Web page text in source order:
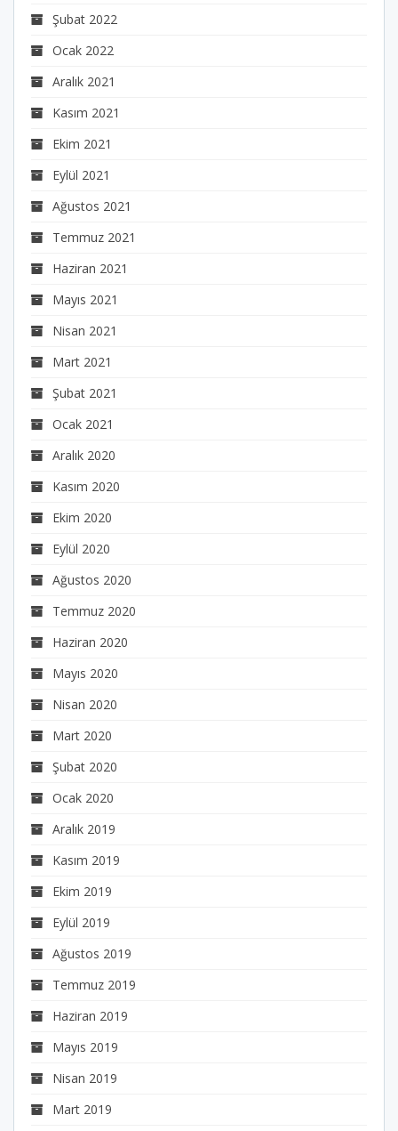
Şubat 2022
Ocak 2022
Aralık 2021
Kasım 2021
Ekim 2021
Eylül 2021
Ağustos 2021
Temmuz 2021
Haziran 2021
Mayıs 2021
Nisan 2021
Mart 2021
Şubat 2021
Ocak 2021
Aralık 2020
Kasım 2020
Ekim 2020
Eylül 2020
Ağustos 2020
Temmuz 2020
Haziran 2020
Mayıs 2020
Nisan 2020
Mart 2020
Şubat 2020
Ocak 2020
Aralık 2019
Kasım 2019
Ekim 2019
Eylül 2019
Ağustos 2019
Temmuz 2019
Haziran 2019
Mayıs 2019
Nisan 2019
Mart 2019